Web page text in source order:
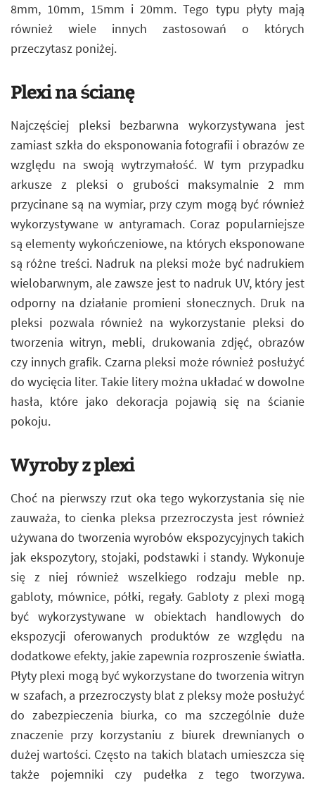
8mm, 10mm, 15mm i 20mm. Tego typu płyty mają
również wiele innych zastosowań o których
przeczytasz poniżej.
Plexi na ścianę
Najczęściej pleksi bezbarwna wykorzystywana jest
zamiast szkła do eksponowania fotografii i obrazów ze
względu na swoją wytrzymałość. W tym przypadku
arkusze z pleksi o grubości maksymalnie 2 mm
przycinane są na wymiar, przy czym mogą być również
wykorzystywane w antyramach. Coraz popularniejsze
są elementy wykończeniowe, na których eksponowane
są różne treści. Nadruk na pleksi może być nadrukiem
wielobarwnym, ale zawsze jest to nadruk UV, który jest
odporny na działanie promieni słonecznych. Druk na
pleksi pozwala również na wykorzystanie pleksi do
tworzenia witryn, mebli, drukowania zdjęć, obrazów
czy innych grafik. Czarna pleksi może również posłużyć
do wycięcia liter. Takie litery można układać w dowolne
hasła, które jako dekoracja pojawią się na ścianie
pokoju.
Wyroby z plexi
Choć na pierwszy rzut oka tego wykorzystania się nie
zauważa, to cienka pleksa przezroczysta jest również
używana do tworzenia wyrobów ekspozycyjnych takich
jak ekspozytory, stojaki, podstawki i standy. Wykonuje
się z niej również wszelkiego rodzaju meble np.
gabloty, mównice, półki, regały. Gabloty z plexi mogą
być wykorzystywane w obiektach handlowych do
ekspozycji oferowanych produktów ze względu na
dodatkowe efekty, jakie zapewnia rozproszenie światła.
Płyty plexi mogą być wykorzystane do tworzenia witryn
w szafach, a przezroczysty blat z pleksy może posłużyć
do zabezpieczenia biurka, co ma szczególnie duże
znaczenie przy korzystaniu z biurek drewnianych o
dużej wartości. Często na takich blatach umieszcza się
także pojemniki czy pudełka z tego tworzywa.